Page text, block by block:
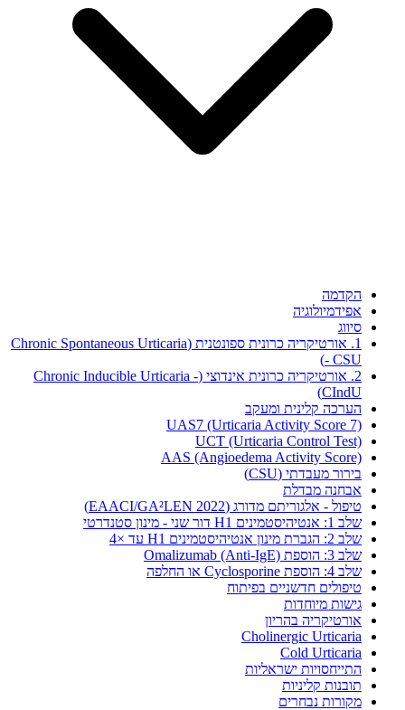
הקדמה
אפידמיולוגיה
סיווג
1. אורטיקריה כרונית ספונטנית (Chronic Spontaneous Urticaria
- CSU)
2. אורטיקריה כרונית אינדוצי (Chronic Inducible Urticaria -
CIndU)
הערכה קלינית ומעקב
UAS7 (Urticaria Activity Score 7)
UCT (Urticaria Control Test)
AAS (Angioedema Activity Score)
בירור מעבדתי (CSU)
אבחנה מבדלת
טיפול - אלגוריתם מדורג (EAACI/GA²LEN 2022)
שלב 1: אנטיהיסטמינים H1 דור שני - מינון סטנדרטי
שלב 2: הגברת מינון אנטיהיסטמינים H1 עד ×4
שלב 3: הוספת Omalizumab (Anti-IgE)
שלב 4: הוספת Cyclosporine או החלפה
טיפולים חדשניים בפיתוח
גישות מיוחדות
אורטיקריה בהריון
Cholinergic Urticaria
Cold Urticaria
התייחסויות ישראליות
תובנות קליניות
מקורות נבחרים